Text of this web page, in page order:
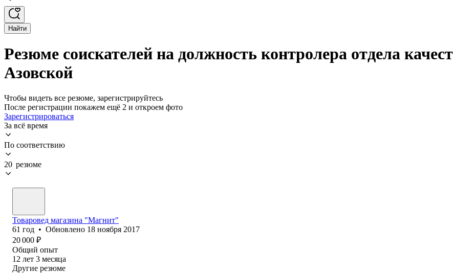
Найти
Резюме соискателей на должность контролера отдела
Азовской
Чтобы видеть все резюме, зарегистрируйтесь
После регистрации покажем ещё 2 и откроем фото
Зарегистрироваться
За всё время
По соответствию
20 резюме
Товаровед магазина "Магнит"
61 год • Обновлено 18 ноября 2017
20 000 ₽
Общий опыт
12 лет 3 месяца
Другие резюме